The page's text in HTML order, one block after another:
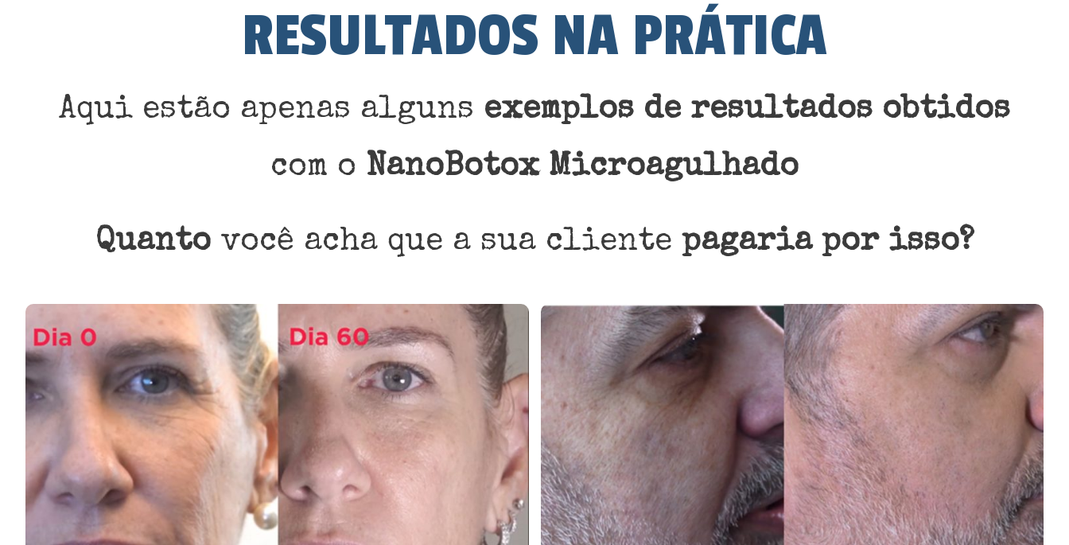
RESULTADOS NA PRÁTICA
Aqui estão apenas alguns exemplos de resultados obtidos
com o NanoBotox Microagulhado
Quantovocê acha que a sua cliente pagaria por isso?